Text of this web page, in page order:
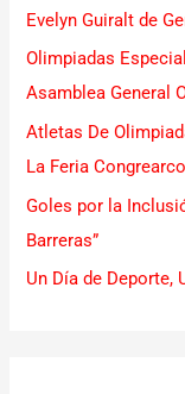
p
o
r
:
Evelyn Guiralt de
Olimpiadas
Asamblea General
Atletas De
La Feria
Goles por la
Barreras”
Un Día de Deporte,